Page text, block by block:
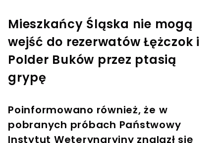
Mieszkańcy Śląska nie mogą
wejść do rezerwatów Łężczok i
Polder Buków przez ptasią
grypę
Poinformowano również, że w
pobranych próbach Państwowy
Instytut Weterynaryjny znalazł się